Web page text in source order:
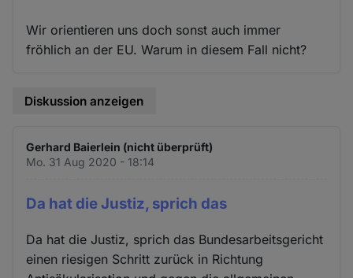
Wir orientieren uns doch sonst auch immer
fröhlich an der EU. Warum in diesem Fall nicht?
Diskussion anzeigen
Gerhard Baierlein (nicht überprüft)
Mo. 31 Aug 2020 - 18:14
Da hat die Justiz, sprich das
Da hat die Justiz, sprich das Bundesarbeitsgericht
einen riesigen Schritt zurück in Richtung